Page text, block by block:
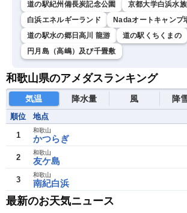
道の駅紀州備長炭記念公園
京都大学白浜水
白浜エネルギーランド
Nadaオートキャンプ
道の駅水の郷日高川 龍游
道の駅くちくまの
円月島（高嶋）及び千畳敷
和歌山県のアメダスランキング
気温 降水量 風 降
順位 地点
1 かつらぎ
和歌山
2 友ケ島
和歌山
3 南紀白浜
和歌山
最新のお天気ニュース